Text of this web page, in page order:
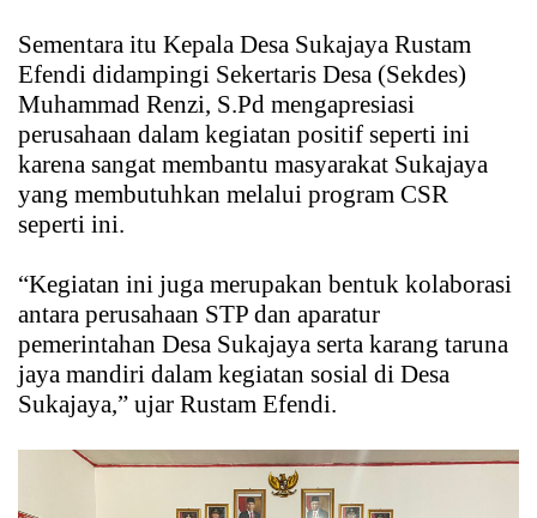
Sementara itu Kepala Desa Sukajaya Rustam
Efendi didampingi Sekertaris Desa (Sekdes)
Muhammad Renzi, S.Pd mengapresiasi
perusahaan dalam kegiatan positif seperti ini
karena sangat membantu masyarakat Sukajaya
yang membutuhkan melalui program CSR
seperti ini.
“Kegiatan ini juga merupakan bentuk kolaborasi
antara perusahaan STP dan aparatur
pemerintahan Desa Sukajaya serta karang taruna
jaya mandiri dalam kegiatan sosial di Desa
Sukajaya,” ujar Rustam Efendi.